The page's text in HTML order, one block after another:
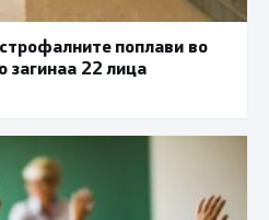
поплави во
загинаа 22 лица